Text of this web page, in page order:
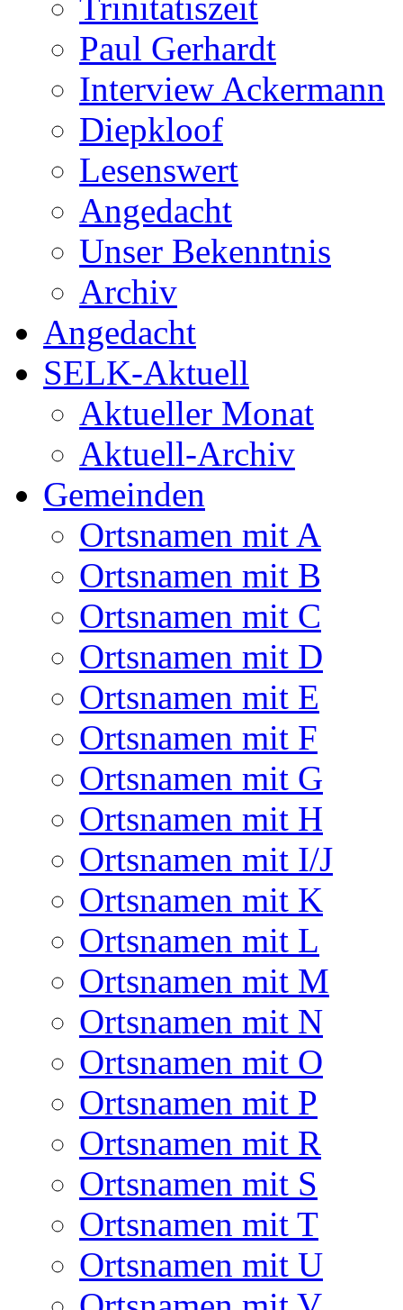
Paul Gerhardt
Interview Ackermann
Diepkloof
Lesenswert
Angedacht
Unser Bekenntnis
Archiv
Angedacht
SELK-Aktuell
Aktueller Monat
Aktuell-Archiv
Gemeinden
Ortsnamen mit A
Ortsnamen mit B
Ortsnamen mit C
Ortsnamen mit D
Ortsnamen mit E
Ortsnamen mit F
Ortsnamen mit G
Ortsnamen mit H
Ortsnamen mit I/J
Ortsnamen mit K
Ortsnamen mit L
Ortsnamen mit M
Ortsnamen mit N
Ortsnamen mit O
Ortsnamen mit P
Ortsnamen mit R
Ortsnamen mit S
Ortsnamen mit T
Ortsnamen mit U